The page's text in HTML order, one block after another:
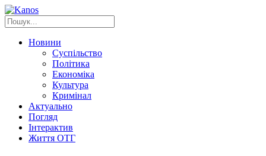
Новини
Суспільство
Політика
Економіка
Культура
Кримінал
Актуально
Погляд
Інтерактив
Життя ОТГ